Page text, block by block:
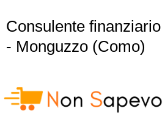
Consulente finanziario
- Monguzzo (Como)